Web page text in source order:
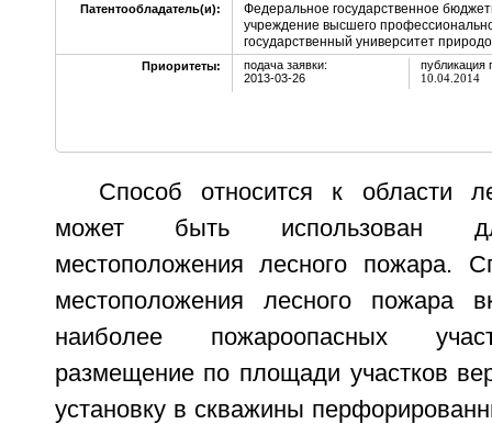
Патентообладатель(и):
Федеральное государственное
учреждение высшего
государственный университет
Приоритеты:
подача заявки:
2013-03-26
публикация
10.04.2014
Способ относится к области
может быть использован
местоположения лесного пожара.
местоположения лесного пожара
наиболее пожароопасных
размещение по площади участков
установку в скважины